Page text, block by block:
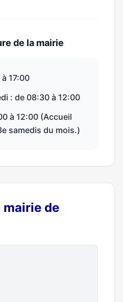
de la mairie
17:00
: de 08:30 à 12:00
à 12:00 (Accueil
samedis du mois.)
mairie de